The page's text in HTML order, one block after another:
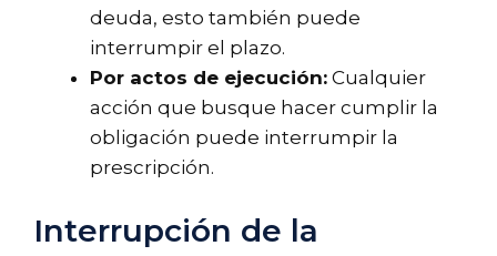
deuda, esto también puede
interrumpir el plazo.
Por actos de ejecución: Cualquier
acción que busque hacer cumplir la
obligación puede interrumpir la
prescripción.
Interrupción de la